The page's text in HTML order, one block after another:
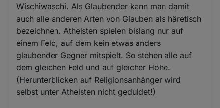
Wischiwaschi. Als Glaubender kann man damit
auch alle anderen Arten von Glauben als häretisch
bezeichnen. Atheisten spielen bislang nur auf
einem Feld, auf dem kein etwas anders
glaubender Gegner mitspielt. So stehen alle auf
dem gleichen Feld und auf gleicher Höhe.
(Herunterblicken auf Religionsanhänger wird
selbst unter Atheisten nicht geduldet!)